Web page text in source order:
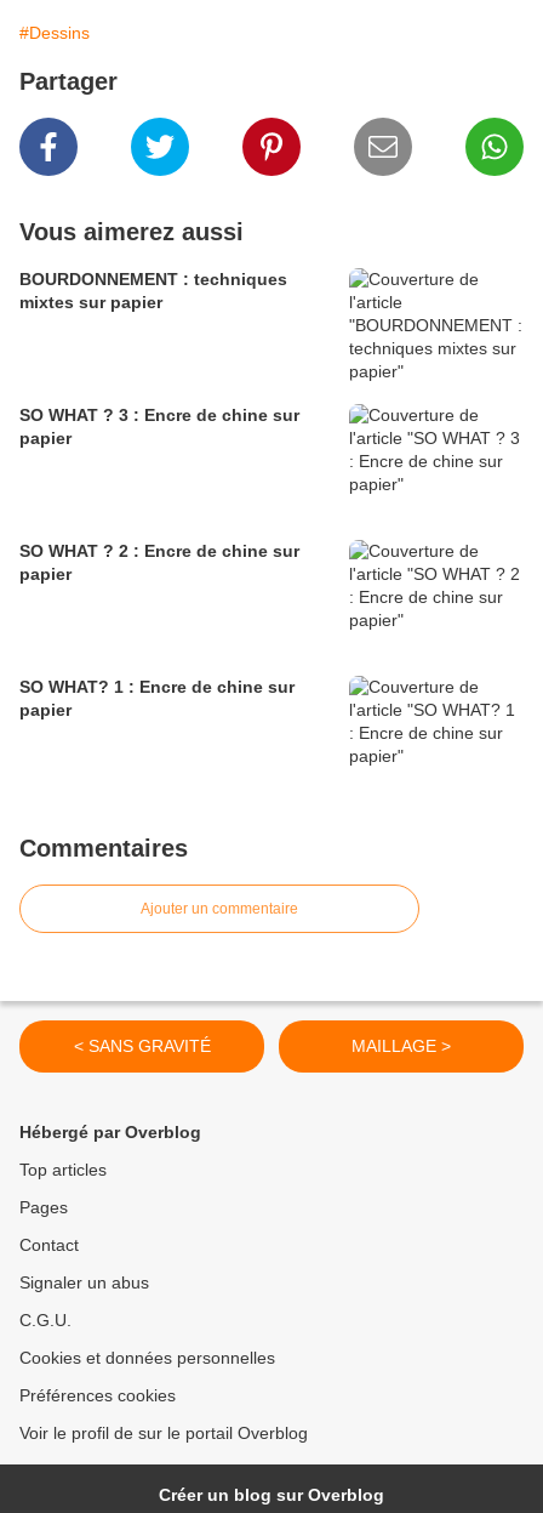
#Dessins
Partager
Vous aimerez aussi
BOURDONNEMENT : techniques
mixtes sur papier
SO WHAT ? 3 : Encre de chine sur
papier
SO WHAT ? 2 : Encre de chine sur
papier
SO WHAT? 1 : Encre de chine sur
papier
Commentaires
Ajouter un commentaire
< SANS GRAVITÉ MAILLAGE >
Hébergé par Overblog
Top articles
Pages
Contact
Signaler un abus
C.G.U.
Cookies et données personnelles
Préférences cookies
Voir le profil de sur le portail Overblog
Créer un blog sur Overblog